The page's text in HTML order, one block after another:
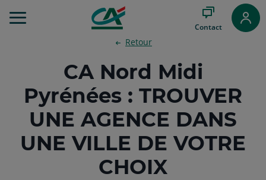
au
Pied
de
Contact
Retour
CA Nord Midi
Pyrénées : TROUVER
UNE AGENCE DANS
UNE VILLE DE VOTRE
CHOIX